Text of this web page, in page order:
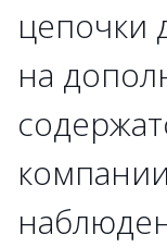
цепочки
на